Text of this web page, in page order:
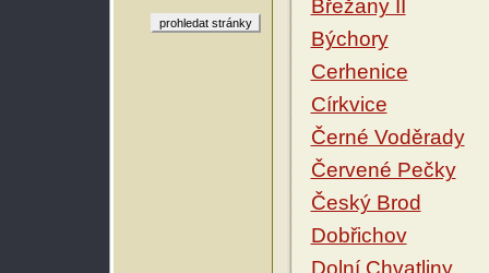
Břežany II
Býchory
Cerhenice
Církvice
Černé Voděrady
Červené Pečky
Český Brod
Dobřichov